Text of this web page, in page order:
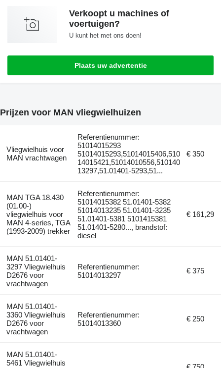
Verkoopt u machines of
voertuigen?
U kunt het met ons doen!
Plaats uw advertentie
Prijzen voor MAN vliegwielhuizen
Vliegwielhuis voor
MAN vrachtwagen
Referentienummer:
51014015293
51014015293,51014015406,510
14015421,51014010556,510140
13297,51.01401-5293,51...
€ 350
MAN TGA 18.430
(01.00-)
vliegwielhuis voor
MAN 4-series, TGA
(1993-2009) trekker
Referentienummer:
51014015382 51.01401-5382
51014013235 51.01401-3235
51.01401-5381 5101415381
51.01401-5280..., brandstof:
diesel
€ 161,29
MAN 51.01401-
3297 Vliegwielhuis
D2676 voor
vrachtwagen
Referentienummer:
51014013297
€ 375
MAN 51.01401-
3360 Vliegwielhuis
D2676 voor
vrachtwagen
Referentienummer:
51014013360
€ 250
MAN 51.01401-
5461 Vliegwielhuis